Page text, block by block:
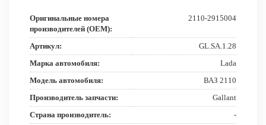
Оригинальные номера
производителей (OEM):
2110-2915004
Артикул:
GL.SA.1.28
Марка автомобиля:
Lada
Модель автомобиля:
ВАЗ 2110
Производитель запчасти:
Gallant
Страна производитель:
-